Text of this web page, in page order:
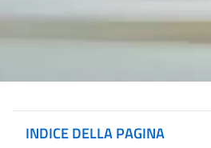
INDICE DELLA PAGINA